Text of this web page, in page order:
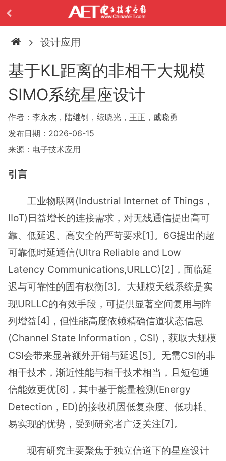
设计应用
基于KL距离的非相干大规模
SIMO系统星座设计
作者：李永杰，陆继钊，续晓光，王正，戚晓勇
发布日期：2026-06-15
来源：电子技术应用
引言
工业物联网(Industrial Internet of Things，
IIoT)日益增长的连接需求，对无线通信提出高可
靠、低延迟、高安全的严苛要求[1]。6G提出的超
可靠低时延通信(Ultra Reliable and Low
Latency Communications,URLLC)[2]，面临延
迟与可靠性的固有权衡[3]。大规模天线系统是实
现URLLC的有效手段，可提供显著空间复用与阵
列增益[4]，但性能高度依赖精确信道状态信息
(Channel State Information，CSI)，获取大规模
CSI会带来显著额外开销与延迟[5]。无需CSI的非
相干技术，渐近性能与相干技术相当，且短包通
信能效更优[6]，其中基于能量检测(Energy
Detection，ED)的接收机因低复杂度、低功耗、
易实现的优势，受到研究者广泛关注[7]。
现有研究主要聚焦于独立信道下的星座设计